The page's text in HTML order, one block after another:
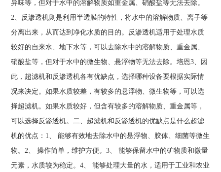
异味等，但对于水中的溶解物质如重金属、硝酸盐等无法去除。
2、反渗透机则是利用半透膜的特性，将水中的溶解物质、离子等
分离出来，从而达到净化水质的目的。反渗透机适用于处理水质
较好的自来水、地下水等，可以去除水中的溶解物质、重金属、
硝酸盐等，但对于水中的微生物、悬浮物等无法去除。培恩3、因
此，超滤机和反渗透机各有优缺点，选择哪种设备要根据实际情
况来决定。如果水质较差，有较多的悬浮物、微生物等，可以选
择超滤机。如果水质较好，但含有较多的溶解物质、重金属等，
可以选择反渗透机。二、超滤机和反渗透机的优缺点是什么超滤
机的优点：1、 能够有效地去除水中的悬浮物、胶体、细菌等微生
物。2、 操作简单，维护方便。3、 能够保留水中的矿物质和微量
元素，水质较为稳定。4、 能够处理大量的水，适用于工业和农业